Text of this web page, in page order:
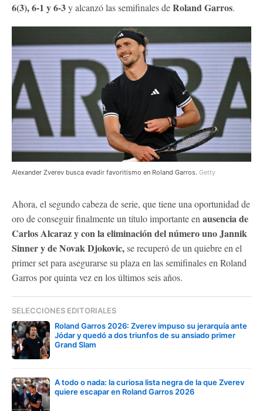
6(3), 6-1 y 6-3y alcanzó las semifinales deRoland Garros.
Alexander Zverev busca evadir favoritismo en Roland Garros. Getty
Ahora, el segundo cabeza de serie, que tiene una oportunidad de
oro de conseguir finalmente un título importante en ausencia de
Carlos Alcaraz y con la eliminación del número uno Jannik
Sinner y de Novak Djokovic,se recuperó de un quiebre en el
primer set para asegurarse su plaza en las semifinales en Roland
Garros por quinta vez en los últimos seis años.
SELECCIONES EDITORIALES
Roland Garros 2026: Zverev impuso su jerarquía ante
Jódar y quedó a dos triunfos de su ansiado primer
Grand Slam
A todo o nada: la curiosa lista negra de la que Zverev
quiere escapar en Roland Garros 2026